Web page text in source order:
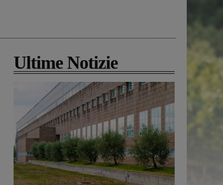
Ultime Notizie